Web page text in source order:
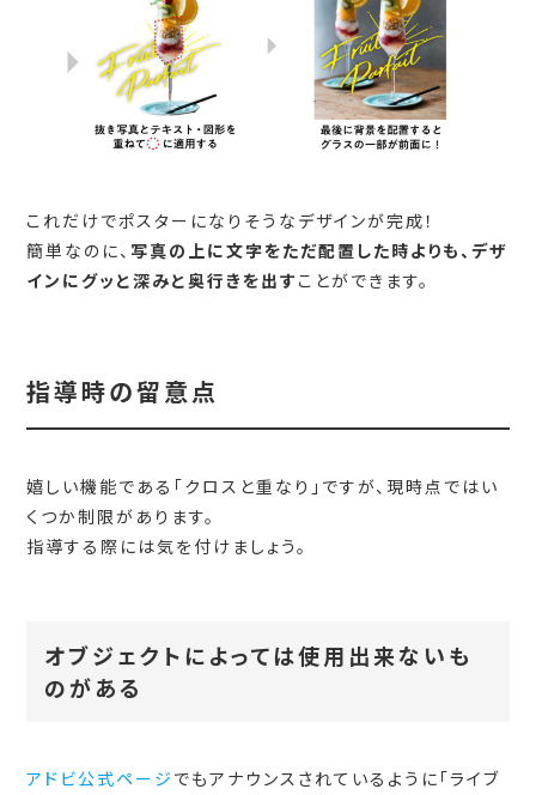
これだけでポスターになりそうなデザインが完成！
簡単なのに、 写真の上に文字をただ配置した時よりも、デザ
インにグッと深みと奥行きを出す ことができます。
指導時の留意点
嬉しい機能である「クロスと重なり」ですが、現時点ではい
くつか制限があります。
指導する際には気を付けましょう。
オブジェクトによっては使用出来ないも
のがある
アドビ公式ページ でもアナウンスされているように「ライブ